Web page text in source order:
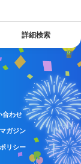
詳細検索
合わせ
ガジン
リシー